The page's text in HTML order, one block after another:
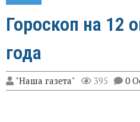
Гороскоп на 12
года
"Наша газета" 395 0